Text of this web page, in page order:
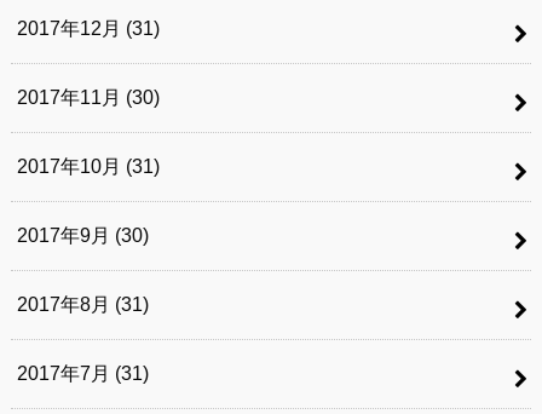
2017年12月 (31)
2017年11月 (30)
2017年10月 (31)
2017年9月 (30)
2017年8月 (31)
2017年7月 (31)